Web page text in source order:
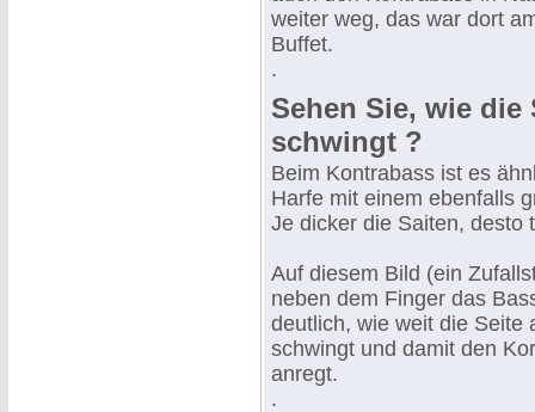
weiter weg, das war dort
Buffet.
.
Sehen Sie, wie die
schwingt ?
Beim Kontrabass ist es
Harfe mit einem ebenfalls
Je dicker die Saiten, desto
Auf diesem Bild (ein
neben dem Finger das
deutlich, wie weit die Seite
schwingt und damit den
anregt.
.